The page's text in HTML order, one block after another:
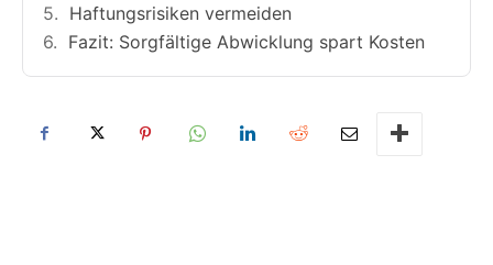
Haftungsrisiken vermeiden
Fazit: Sorgfältige Abwicklung spart Kosten